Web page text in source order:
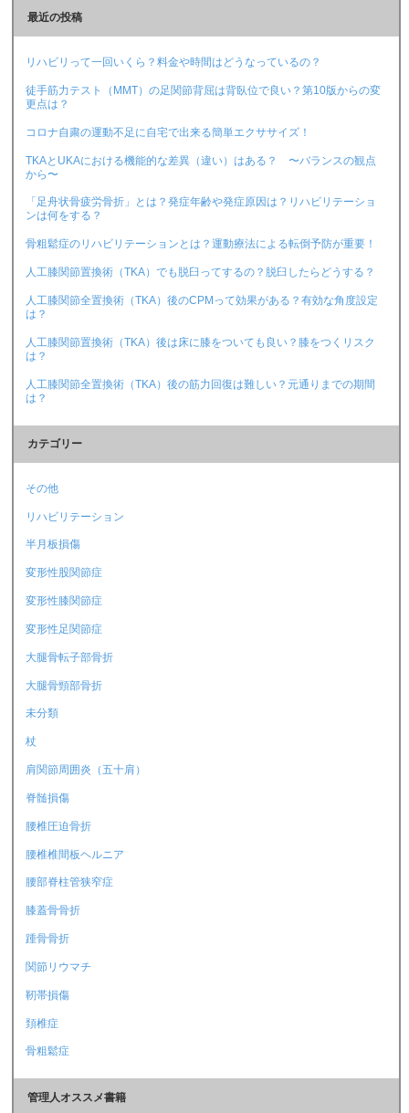
最近の投稿
リハビリって一回いくら？料金や時間はどうなっているの？
徒手筋力テスト（MMT）の足関節背屈は背臥位で良い？第10版からの変
更点は？
コロナ自粛の運動不足に自宅で出来る簡単エクササイズ！
TKAとUKAにおける機能的な差異（違い）はある？ 〜バランスの観点
から〜
「足舟状骨疲労骨折」とは？発症年齢や発症原因は？リハビリテーショ
ンは何をする？
骨粗鬆症のリハビリテーションとは？運動療法による転倒予防が重要！
人工膝関節置換術（TKA）でも脱臼ってするの？脱臼したらどうする？
人工膝関節全置換術（TKA）後のCPMって効果がある？有効な角度設定
は？
人工膝関節置換術（TKA）後は床に膝をついても良い？膝をつくリスク
は？
人工膝関節全置換術（TKA）後の筋力回復は難しい？元通りまでの期間
は？
カテゴリー
その他
リハビリテーション
半月板損傷
変形性股関節症
変形性膝関節症
変形性足関節症
大腿骨転子部骨折
大腿骨頸部骨折
未分類
杖
肩関節周囲炎（五十肩）
脊髄損傷
腰椎圧迫骨折
腰椎椎間板ヘルニア
腰部脊柱管狭窄症
膝蓋骨骨折
踵骨骨折
関節リウマチ
靭帯損傷
頚椎症
骨粗鬆症
管理人オススメ書籍